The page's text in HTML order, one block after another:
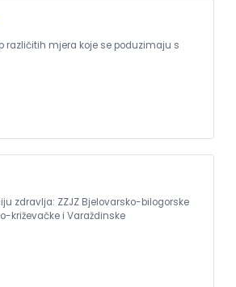
različitih mjera koje se poduzimaju s
zdravlja: ZZJZ Bjelovarsko-bilogorske
križevačke i Varaždinske